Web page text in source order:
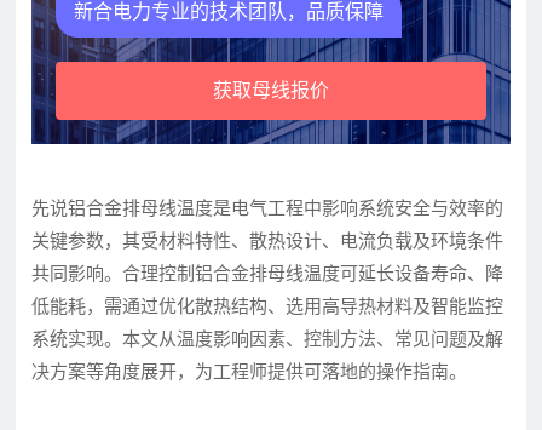
新合电力专业的技术团队，品质保障
获取母线报价
先说铝合金排母线温度是电气工程中影响系统安全与效率的
关键参数，其受材料特性、散热设计、电流负载及环境条件
共同影响。合理控制铝合金排母线温度可延长设备寿命、降
低能耗，需通过优化散热结构、选用高导热材料及智能监控
系统实现。本文从温度影响因素、控制方法、常见问题及解
决方案等角度展开，为工程师提供可落地的操作指南。